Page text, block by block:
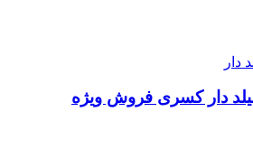
دار کسری فروش ویژه